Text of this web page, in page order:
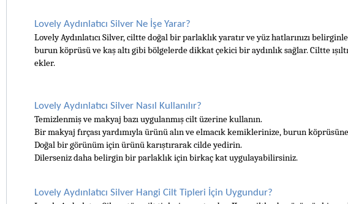
Lovely Aydınlatıcı Silver Ne İşe Yarar?
Lovely Aydınlatıcı Silver, ciltte doğal bir parlaklık yaratır ve yüz hatlarınızı
burun köprüsü ve kaş altı gibi bölgelerde dikkat çekici bir aydınlık sağlar. Ciltte
ekler.
Lovely Aydınlatıcı Silver Nasıl Kullanılır?
Temizlenmiş ve makyaj bazı uygulanmış cilt üzerine kullanın.
Bir makyaj fırçası yardımıyla ürünü alın ve elmacık kemiklerinize, burun
Doğal bir görünüm için ürünü karıştırarak cilde yedirin.
Dilerseniz daha belirgin bir parlaklık için birkaç kat uygulayabilirsiniz.
Lovely Aydınlatıcı Silver Hangi Cilt Tipleri İçin Uygundur?